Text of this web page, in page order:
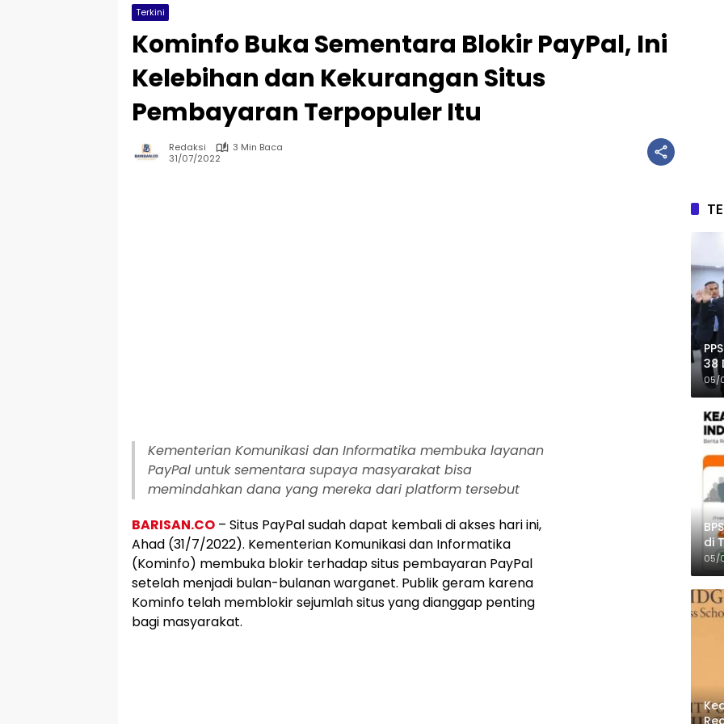
Terkini
Kominfo Buka Sementara Blokir PayPal, Ini
Kelebihan dan Kekurangan Situs
Pembayaran Terpopuler Itu
Redaksi
3 Min Baca
31/07/2022
Kementerian Komunikasi dan Informatika membuka layanan
PayPal untuk sementara supaya masyarakat bisa
memindahkan dana yang mereka dari platform tersebut
BARISAN.CO – Situs PayPal sudah dapat kembali di akses hari ini,
Ahad (31/7/2022). Kementerian Komunikasi dan Informatika
(Kominfo) membuka blokir terhadap situs pembayaran PayPal
setelah menjadi bulan-bulanan warganet. Publik geram karena
Kominfo telah memblokir sejumlah situs yang dianggap penting
bagi masyarakat.
38
05/
di
05/